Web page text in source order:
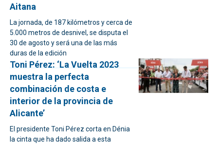
Aitana
La jornada, de 187 kilómetros y cerca de
5.000 metros de desnivel, se disputa el
30 de agosto y será una de las más
duras de la edición
Toni Pérez: ‘La Vuelta 2023
muestra la perfecta
combinación de costa e
interior de la provincia de
Alicante’
El presidente Toni Pérez corta en Dénia
la cinta que ha dado salida a esta